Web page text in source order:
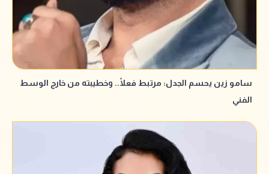
سامو زين يحسم الجدل: مرتبط فعلًا.. وخطيبته من خارج الوسط
الفني